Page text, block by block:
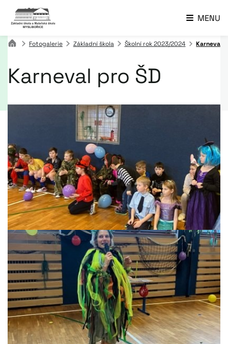
MENU
Fotogalerie Základní škola Školní rok 2023/2024 Karneval
Karneval pro ŠD